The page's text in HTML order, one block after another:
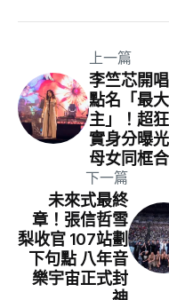
上一篇
李竺芯開
點名「最
主」！超
實身分曝
母女同框
下一篇
未來式最終
章！張信哲雪
梨收官 107站劃
下句點 八年音
樂宇宙正式封